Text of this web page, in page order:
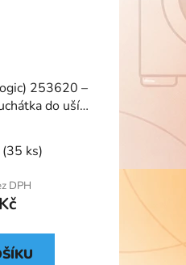
253620 –
do uší s
(35 ks)
DPH